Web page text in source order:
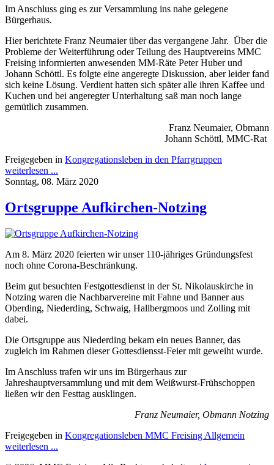
Im Anschluss ging es zur Versammlung ins nahe gelegene
Bürgerhaus.
Hier berichtete Franz Neumaier über das vergangene Jahr. Über die
Probleme der Weiterführung oder Teilung des Hauptvereins MMC
Freising informierten anwesenden MM-Räte Peter Huber und
Johann Schöttl. Es folgte eine angeregte Diskussion, aber leider fand
sich keine Lösung. Verdient hatten sich später alle ihren Kaffee und
Kuchen und bei angeregter Unterhaltung saß man noch lange
gemütlich zusammen.
Franz Neumaier, Obmann
Johann Schöttl, MMC-Rat
Freigegeben in Kongregationsleben in den Pfarrgruppen
weiterlesen ...
Sonntag, 08. März 2020
Ortsgruppe Aufkirchen-Notzing
Am 8. März 2020 feierten wir unser 110-jähriges Gründungsfest
noch ohne Corona-Beschränkung.
Beim gut besuchten Festgottesdienst in der St. Nikolauskirche in
Notzing waren die Nachbarvereine mit Fahne und Banner aus
Oberding, Niederding, Schwaig, Hallbergmoos und Zolling mit
dabei.
Die Ortsgruppe aus Niederding bekam ein neues Banner, das
zugleich im Rahmen dieser Gottesdiensst-Feier mit geweiht wurde.
Im Anschluss trafen wir uns im Bürgerhaus zur
Jahreshauptversammlung und mit dem Weißwurst-Frühschoppen
ließen wir den Festtag ausklingen.
Franz Neumaier, Obmann Notzing
Freigegeben in Kongregationsleben MMC Freising Allgemein
weiterlesen ...